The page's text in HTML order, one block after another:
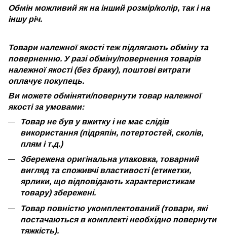
Обмін можливий як на інший розмір/колір, так і на
іншу річ.
Товари належної якості теж підлягають обміну та
поверненню. У разі обміну/повернення товарів
належної якості (без браку), поштові витрати
оплачує покупець.
Ви можете обміняти/повернути товар належної
якості за умовами:
Товар не був у вжитку і не має слідів
використання (підряпін, потертостей, сколів,
плям і т.д.)
Збережена оригінальна упаковка, товарний
вигляд та споживчі властивості (етикетки,
ярлики, що відповідають характеристикам
товару) збережені.
Товар повністю укомплектований (товари, які
постачаються в комплекті необхідно повернути
тяжкість).